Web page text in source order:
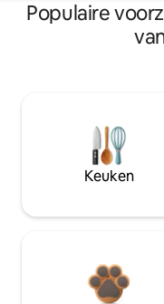
Populaire
Keuken